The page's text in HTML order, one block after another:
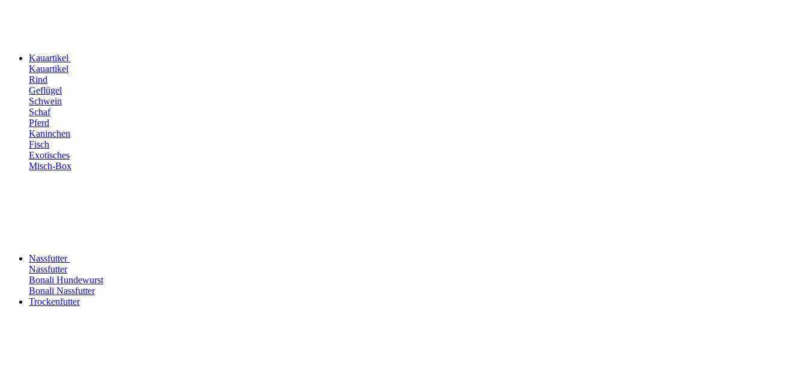
Kauartikel
Kauartikel
Rind
Geflügel
Schwein
Schaf
Pferd
Kaninchen
Fisch
Exotisches
Misch-Box
Nassfutter
Nassfutter
Bonali Hundewurst
Bonali Nassfutter
Trockenfutter